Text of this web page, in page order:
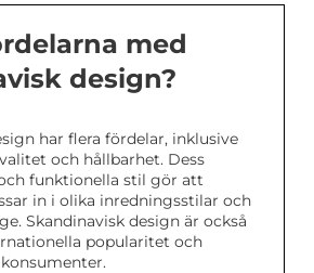
med
design?
har flera fördelar, inklusive
och hållbarhet. Dess
funktionella stil gör att
in i olika inredningsstilar och
Skandinavisk design är också
popularitet och